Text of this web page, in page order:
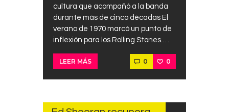
cultura que acompañó a la banda
durante más de cinco décadas El
verano de 1970 marcó un punto de
inflexión para los Rolling Stones.…
LEER MÁS 0 0
14, 2025